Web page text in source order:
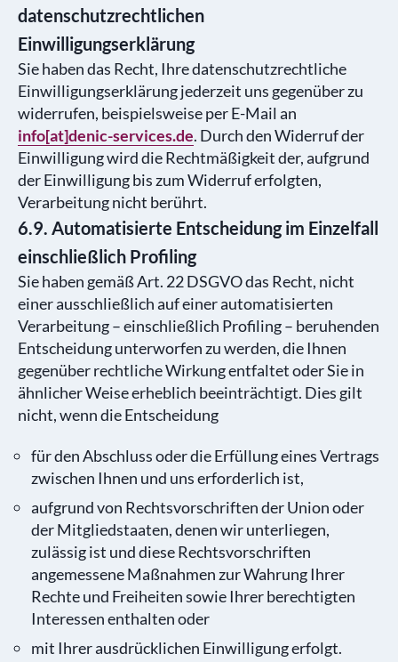
datenschutzrechtlichen
Einwilligungserklärung
Sie haben das Recht, Ihre datenschutzrechtliche
Einwilligungserklärung jederzeit uns gegenüber zu
widerrufen, beispielsweise per E-Mail an
info[at]denic-services.de. Durch den Widerruf der
Einwilligung wird die Rechtmäßigkeit der, aufgrund
der Einwilligung bis zum Widerruf erfolgten,
Verarbeitung nicht berührt.
6.9. Automatisierte Entscheidung im Einzelfall
einschließlich Profiling
Sie haben gemäß Art. 22 DSGVO das Recht, nicht
einer ausschließlich auf einer automatisierten
Verarbeitung – einschließlich Profiling – beruhenden
Entscheidung unterworfen zu werden, die Ihnen
gegenüber rechtliche Wirkung entfaltet oder Sie in
ähnlicher Weise erheblich beeinträchtigt. Dies gilt
nicht, wenn die Entscheidung
für den Abschluss oder die Erfüllung eines Vertrags
zwischen Ihnen und uns erforderlich ist,
aufgrund von Rechtsvorschriften der Union oder
der Mitgliedstaaten, denen wir unterliegen,
zulässig ist und diese Rechtsvorschriften
angemessene Maßnahmen zur Wahrung Ihrer
Rechte und Freiheiten sowie Ihrer berechtigten
Interessen enthalten oder
mit Ihrer ausdrücklichen Einwilligung erfolgt.